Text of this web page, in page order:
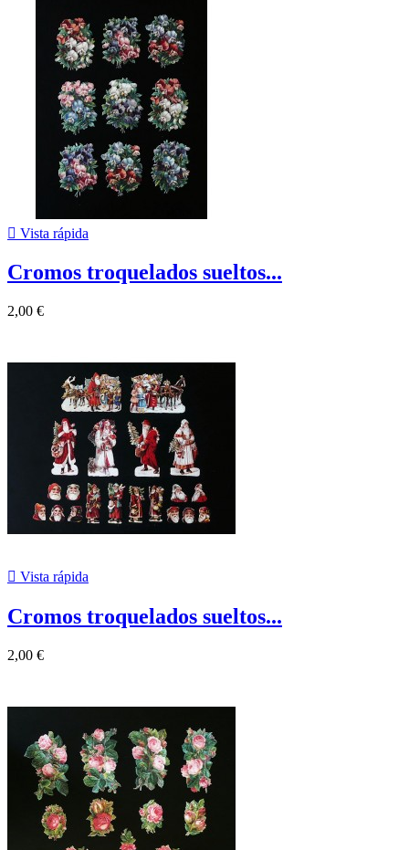
 Vista rápida
Cromos troquelados sueltos...
2,00 €
 Vista rápida
Cromos troquelados sueltos...
2,00 €